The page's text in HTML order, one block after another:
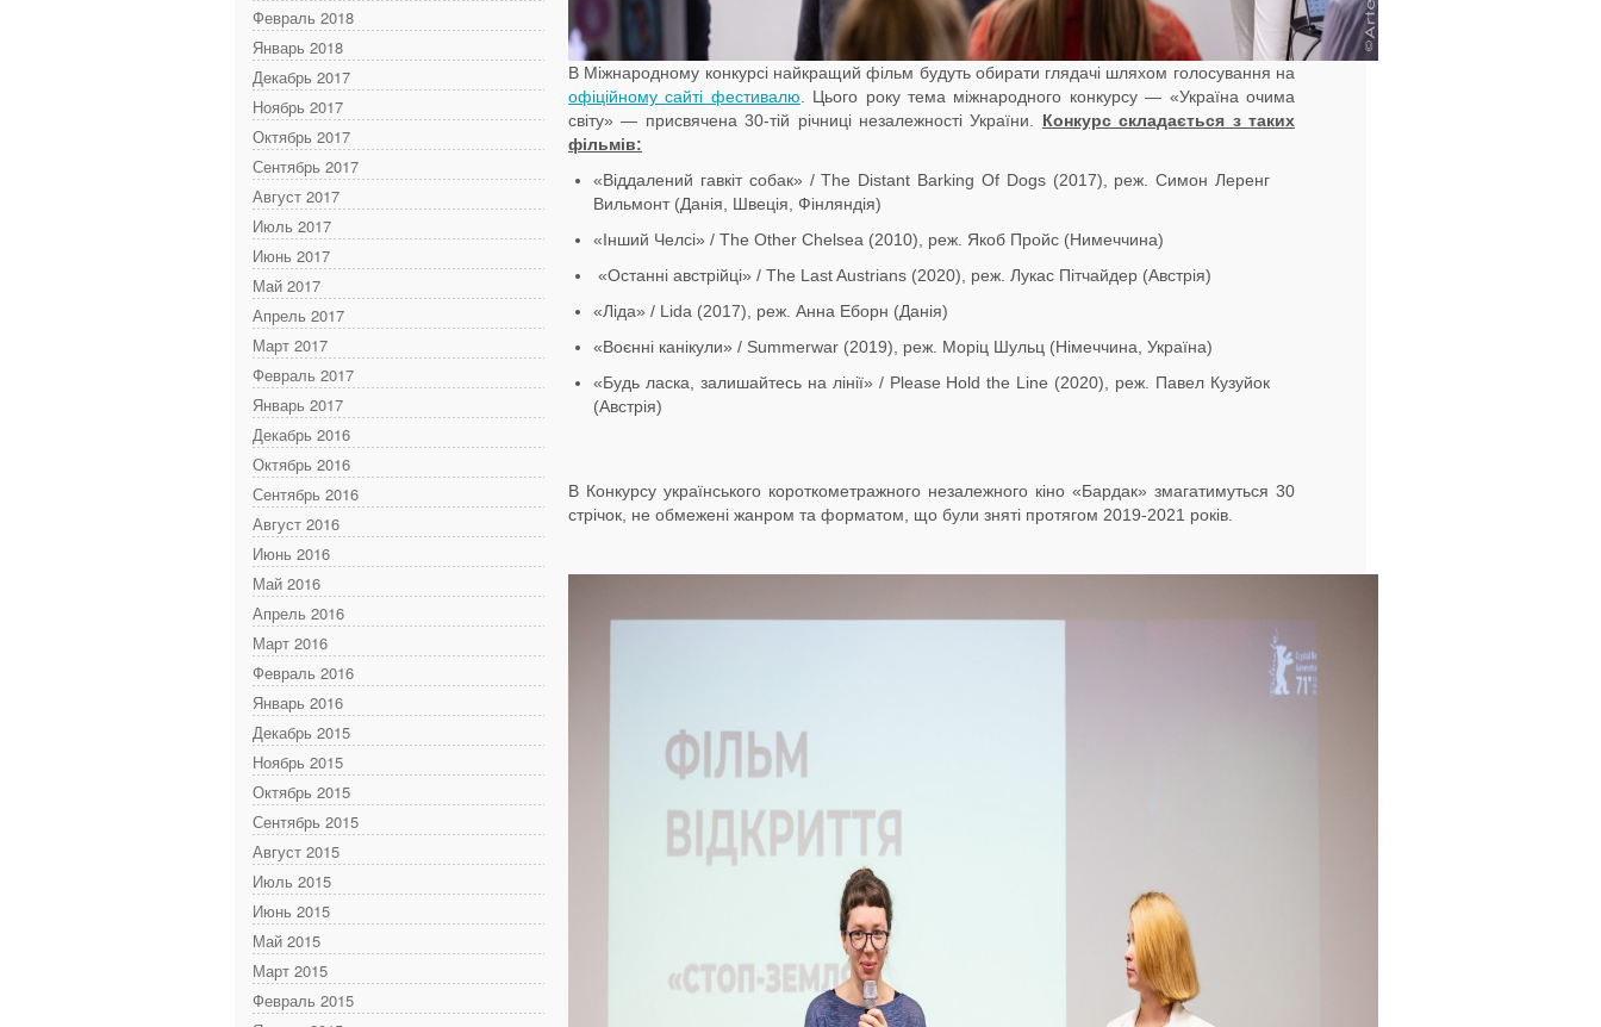
Февраль 2018
Январь 2018
Декабрь 2017
Ноябрь 2017
Октябрь 2017
Сентябрь 2017
Август 2017
Июль 2017
Июнь 2017
Май 2017
Апрель 2017
Март 2017
Февраль 2017
Январь 2017
Декабрь 2016
Октябрь 2016
Сентябрь 2016
Август 2016
Июнь 2016
Май 2016
Апрель 2016
Март 2016
Февраль 2016
Январь 2016
Декабрь 2015
Ноябрь 2015
Октябрь 2015
Сентябрь 2015
Август 2015
Июль 2015
Июнь 2015
Май 2015
Март 2015
Февраль 2015
В Міжнародному конкурсі найкращий фільм будуть обирати глядачі шляхом голосування на
офіційному сайті фестивалю . Цього року тема міжнародного конкурсу — «Україна очима
світу» — присвячена 30-тій річниці незалежності України. Конкурс складається з таких
фільмів:
«Віддалений гавкіт собак» / The Distant Barking Of Dogs (2017), реж. Симон Леренг
Вильмонт (Данія, Швеція, Фінляндія)
«Інший Челсі» / The Other Chelsea (2010), реж. Якоб Пройс (Нимеччина)
​​ «Останні австрійці» / The Last Austrians (2020), реж. Лукас Пітчайдер (Австрія)
«Ліда» / Lida (2017), реж. Анна Еборн (Данія)
«Воєнні канікули» / Summerwar (2019), реж. Моріц Шульц (Німеччина, Україна)
«Будь ласка, залишайтесь на лінії» / Please Hold the Line (2020), реж. Павел Кузуйок
(Австрія)
В Конкурсу українського короткометражного незалежного кіно «Бардак» змагатимуться 30
стрічок, не обмежені жанром та форматом, що були зняті протягом 2019-2021 років.